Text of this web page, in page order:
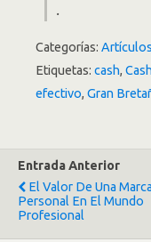
.
Categorías: Artículos
Etiquetas: cash,
efectivo, Gran
Entrada Anterior
El Valor De Una Marca
Personal En El Mundo
Profesional